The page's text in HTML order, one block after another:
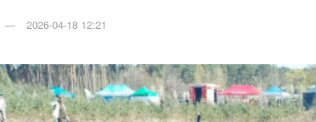
2026-04-18 12:21